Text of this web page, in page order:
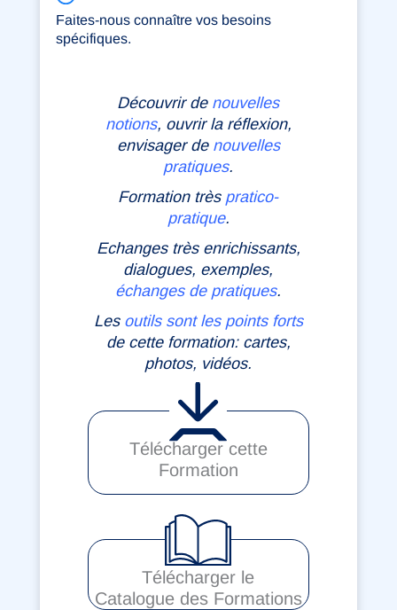
Faites-nous connaître vos besoins
spécifiques.
Découvrir de nouvelles
notions, ouvrir la réflexion,
envisager de nouvelles
pratiques.
Formation très pratico-
pratique.
Echanges très enrichissants,
dialogues, exemples,
échanges de pratiques.
Les outils sont les points forts
de cette formation: cartes,
photos, vidéos.
Télécharger cette
Formation
Télécharger le
Catalogue des Formations